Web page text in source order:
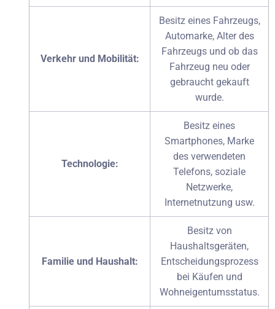
Verkehr und Mobilität:
Besitz eines Fahrzeugs,
Automarke, Alter des
Fahrzeugs und ob das
Fahrzeug neu oder
gebraucht gekauft
wurde.
Technologie:
Besitz eines
Smartphones, Marke
des verwendeten
Telefons, soziale
Netzwerke,
Internetnutzung usw.
Familie und Haushalt:
Besitz von
Haushaltsgeräten,
Entscheidungsprozess
bei Käufen und
Wohneigentumsstatus.